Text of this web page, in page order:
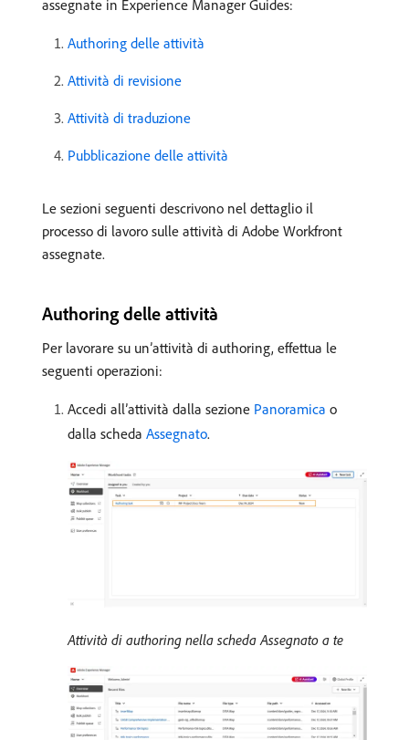
assegnate in Experience Manager Guides:
Authoring delle attività
Attività di revisione
Attività di traduzione
Pubblicazione delle attività
Le sezioni seguenti descrivono nel dettaglio il
processo di lavoro sulle attività di Adobe Workfront
assegnate.
Authoring delle attività
Per lavorare su un’attività di authoring, effettua le
seguenti operazioni:
Accedi all’attività dalla sezione Panoramica o
dalla scheda Assegnato.
Attività di authoring nella scheda Assegnato a te